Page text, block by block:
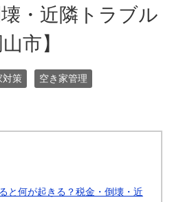
・近隣トラブル
市】
対策 空き家管理
と何が起きる？税金・倒壊・近